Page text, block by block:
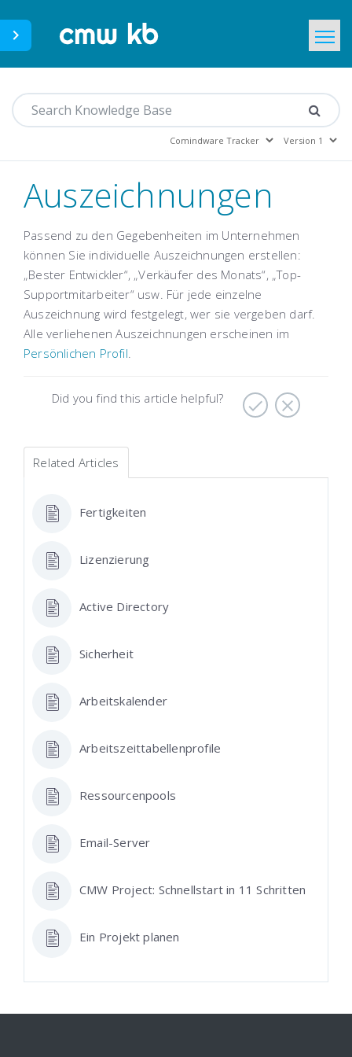
Auszeichnungen
Passend zu den Gegebenheiten im Unternehmen
können Sie individuelle Auszeichnungen erstellen:
„Bester Entwickler“, „Verkäufer des Monats“, „Top-
Supportmitarbeiter“ usw. Für jede einzelne
Auszeichnung wird festgelegt, wer sie vergeben darf.
Alle verliehenen Auszeichnungen erscheinen im
Persönlichen Profil.
Did you find this article helpful?
Related Articles
Fertigkeiten
Lizenzierung
Active Directory
Sicherheit
Arbeitskalender
Arbeitszeittabellenprofile
Ressourcenpools
Email-Server
CMW Project: Schnellstart in 11 Schritten
Ein Projekt planen